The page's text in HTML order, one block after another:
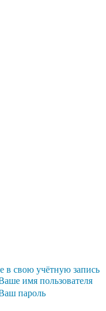
в свою учётную запись
имя пользователя
пароль